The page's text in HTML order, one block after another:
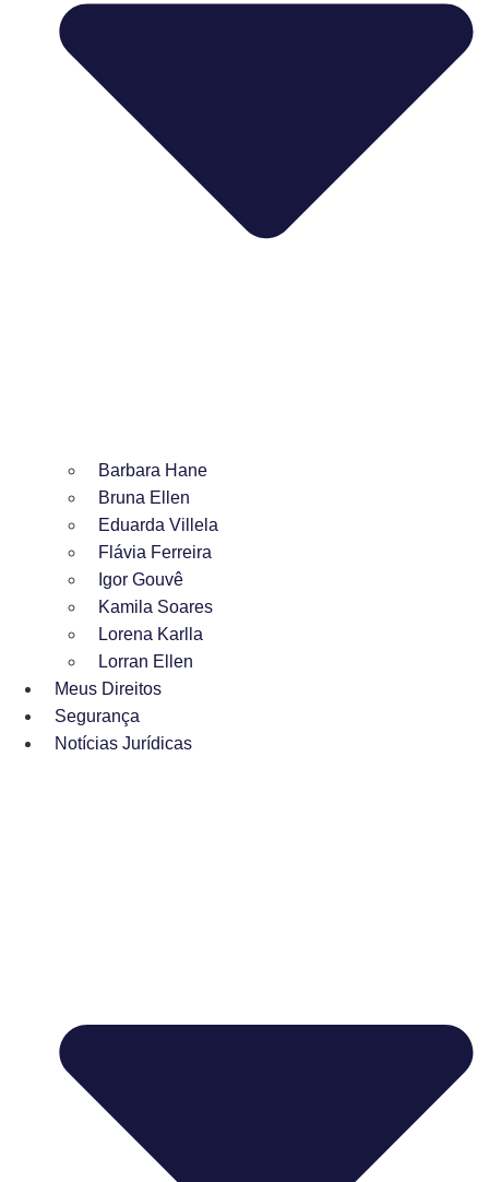
Barbara Hane
Bruna Ellen
Eduarda Villela
Flávia Ferreira
Igor Gouvê
Kamila Soares
Lorena Karlla
Lorran Ellen
Meus Direitos
Segurança
Notícias Jurídicas